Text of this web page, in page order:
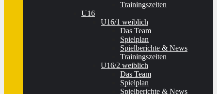
Trainingszeiten
U16
U16/1 weiblich
Das Team
Spielplan
Spielberichte & News
Trainingszeiten
U16/2 weiblich
Das Team
Spielplan
Spielberichte & News